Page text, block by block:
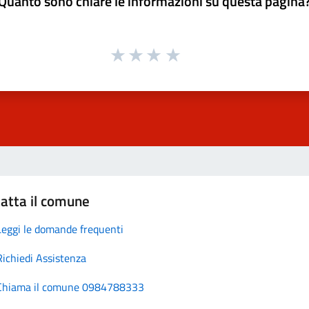
il comune
le domande frequenti
Assistenza
il comune 0984788333